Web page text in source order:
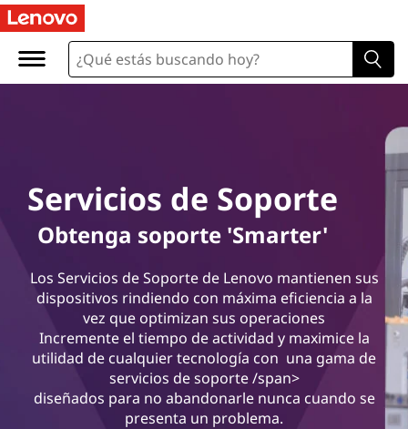
S
Servicios de Soporte
Obtenga soporte 'Smarter'
Los Servicios de Soporte de Lenovo mantienen sus
dispositivos rindiendo con máxima eficiencia a la
vez que optimizan sus operaciones
Incremente el tiempo de actividad y maximice la
utilidad de cualquier tecnología con una gama de
servicios de soporte /span>
diseñados para no abandonarle nunca cuando se
presenta un problema.